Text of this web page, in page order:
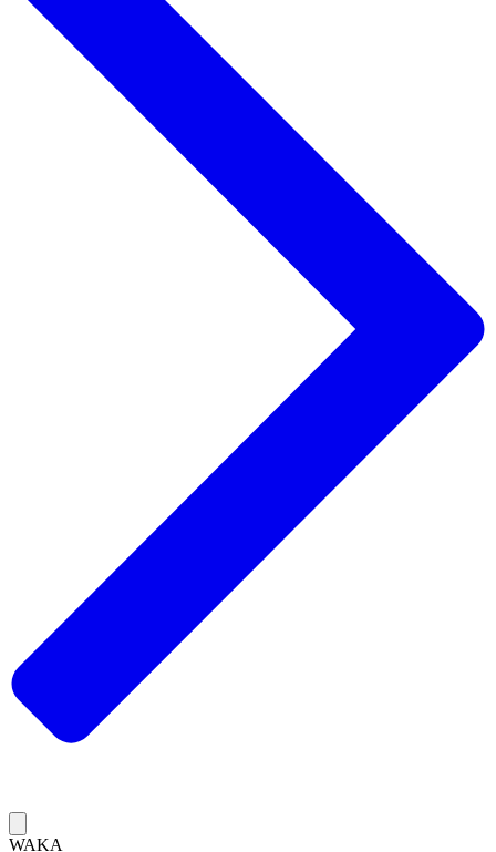
WAKA